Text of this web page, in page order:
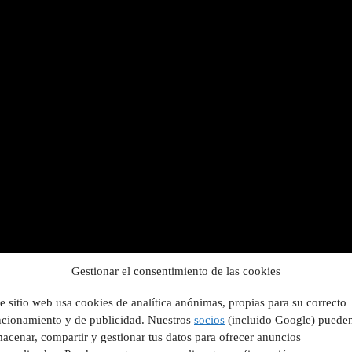
Gestionar el consentimiento de las cookies
sitio web usa cookies de analítica anónimas, propias para su correcto
y de publicidad. Nuestros socios (incluido Google)
compartir y gestionar tus datos para ofrecer anuncios